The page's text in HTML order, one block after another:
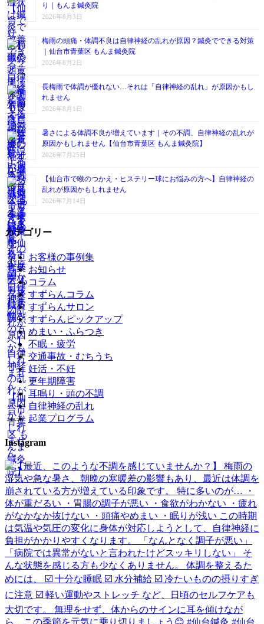
り｜もんま鍼灸院
2026年8月3日
梅雨の頭痛・体調不良は自律神経の乱れが原因？鍼灸でできる対策
｜仙台市青葉区 もんま鍼灸院
2026年8月2日
長梅雨で体調が優れない…それは「自律神経の乱れ」が原因かもし
れません
2026年8月1日
暑さによる体調不良が増えています｜その不調、自律神経の乱れが
原因かもしれません【仙台市青葉区 もんま鍼灸院】
2026年7月25日
【仙台市で喉のつかえ・ヒステリー球にお悩みの方へ】自律神経の
乱れが原因かもしれません
2026年7月14日
カテゴリー
お客様の事例集
お知らせ
コラム
すずらんコラム
すずらんサロン
すずらんピックアップ
めまい・ふらつき
不眠・疲労
交通事故・むちうち
妊活・不妊
更年期障害
耳鳴り・頭の不調
自律神経の乱れ
起業プログラム
Instagram